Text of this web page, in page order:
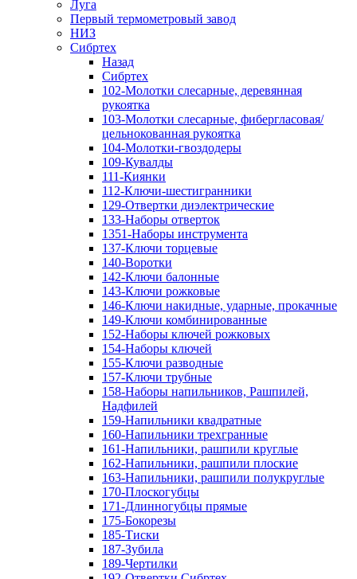
Луга
Первый термометровый завод
НИЗ
Сибртех
Назад
Сибртех
102-Молотки слесарные, деревянная
рукоятка
103-Молотки слесарные, фибергласовая/
цельнокованная рукоятка
104-Молотки-гвоздодеры
109-Кувалды
111-Киянки
112-Ключи-шестигранники
129-Отвертки диэлектрические
133-Наборы отверток
1351-Наборы инструмента
137-Ключи торцевые
140-Воротки
142-Ключи балонные
143-Ключи рожковые
146-Ключи накидные, ударные, прокачные
149-Ключи комбинированные
152-Наборы ключей рожковых
154-Наборы ключей
155-Ключи разводные
157-Ключи трубные
158-Наборы напильников, Рашпилей,
Надфилей
159-Напильники квадратные
160-Напильники трехгранные
161-Напильники, рашпили круглые
162-Напильники, рашпили плоские
163-Напильники, рашпили полукруглые
170-Плоскогубцы
171-Длинногубцы прямые
175-Бокорезы
185-Тиски
187-Зубила
189-Чертилки